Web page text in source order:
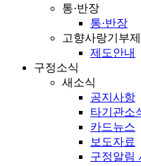
통·반장
통·반장
고향사랑기부제
제도안내
구정소식
새소식
공지사항
타기관소
카드뉴스
보도자료
구정알림